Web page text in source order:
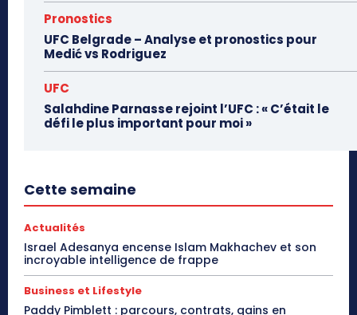
Pronostics
UFC Belgrade – Analyse et pronostics pour
Medić vs Rodriguez
UFC
Salahdine Parnasse rejoint l’UFC : « C’était le
défi le plus important pour moi »
Cette semaine
Actualités
Israel Adesanya encense Islam Makhachev et son
incroyable intelligence de frappe
Business et Lifestyle
Paddy Pimblett : parcours, contrats, gains en